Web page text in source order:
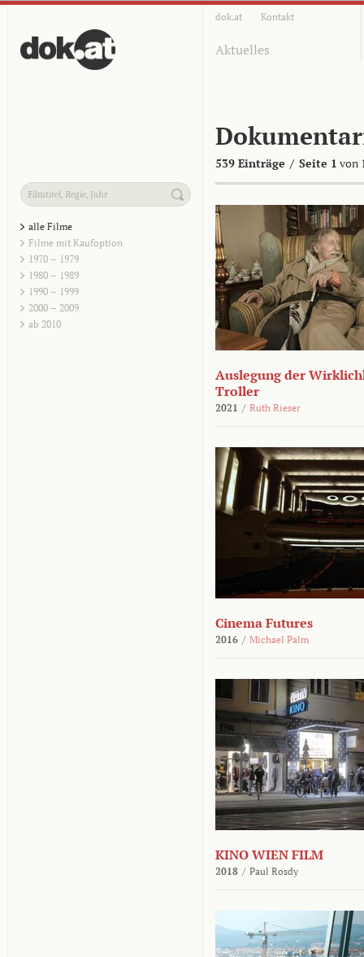
dok.at Kontakt
Aktuelles
539 Einträge / Seite 1 von
alle Filme
Filme mit Kaufoption
1970 – 1979
1980 – 1989
1990 – 1999
2000 – 2009
ab 2010
Auslegung der
Troller
2021 / Ruth Rieser
Cinema Futures
2016 / Michael Palm
KINO WIEN FILM
2018 / Paul Rosdy